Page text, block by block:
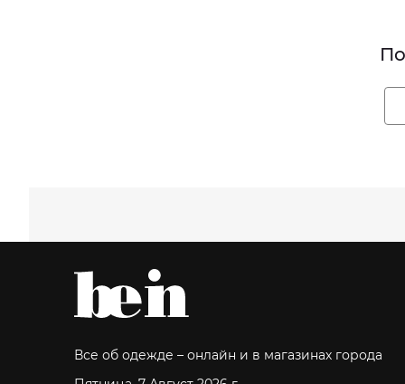
Все об одежде – онлайн и в магазинах города